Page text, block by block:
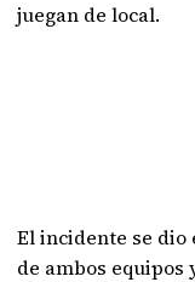
juegan de local.
El incidente se dio
de ambos